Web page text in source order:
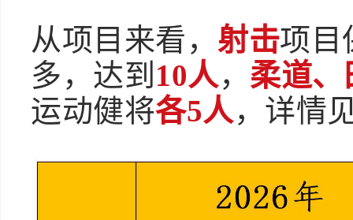
从项目来看， 射击项目
多，达到 10人， 柔道、
运动健将各5人，详情